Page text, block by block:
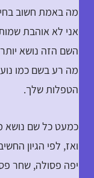
מה באמת חשוב
אני לא אוהבת
השם הזה נושא
מה רע בשם כמו
הטפלות שלך.
כמעט כל שם נושא
ואז, לפי הגיון
יפה פסולה, שחר